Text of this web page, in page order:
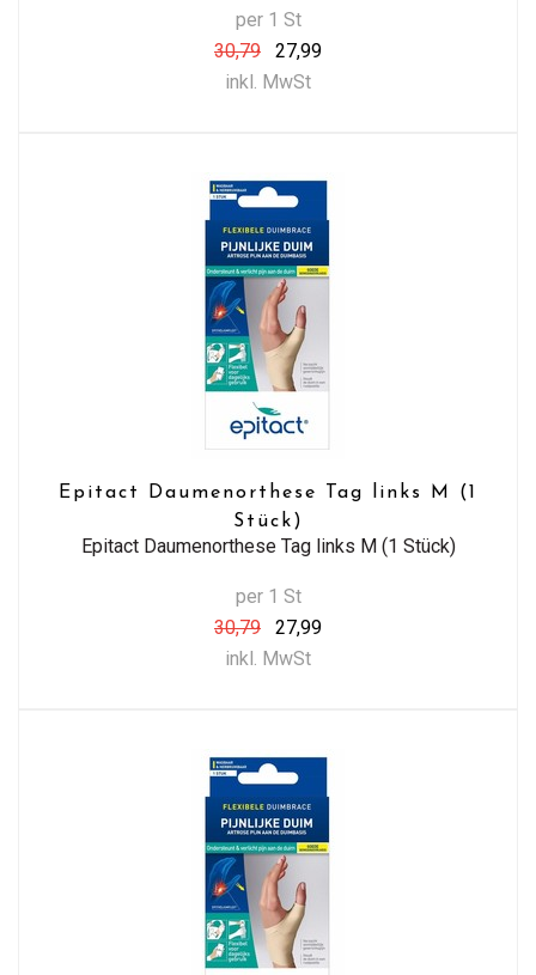
per 1 St
30,79
27,99
inkl. MwSt
Epitact Daumenorthese Tag links M (1
Stück)
Epitact Daumenorthese Tag links M (1 Stück)
per 1 St
30,79
27,99
inkl. MwSt